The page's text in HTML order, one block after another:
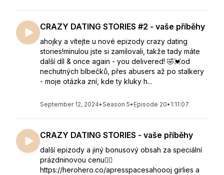
CRAZY DATING STORIES #2 - vaše příběhy
ahojky a vítejte u nové epizody crazy dating
stories!minulou jste si zamilovali, takže tady máte
další díl & once again - you delivered! 🤣💓od
⁣nechutných blbečků, přes abusers až po stalkery
- moje otázka zní, kde ty kluky h...
September 12, 2024•Season 5• Episode 20• 1:11:07
CRAZY DATING STORIES - vaše příběhy
další epizody a jiný bonusový obsah za speciální
prázdninovou cenu👇🏻
https://herohero.co/apresspacesahoooj girlies a